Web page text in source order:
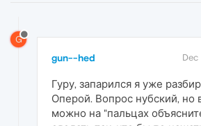
G
gun--hed Dec
Гуру, запарился я уже
Оперой. Вопрос нубский, но
можно на "пальцах